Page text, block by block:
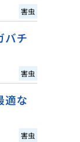
害虫
バチ
害虫
適な
害虫